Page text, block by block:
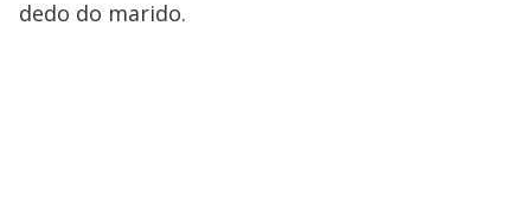
dedo do marido.